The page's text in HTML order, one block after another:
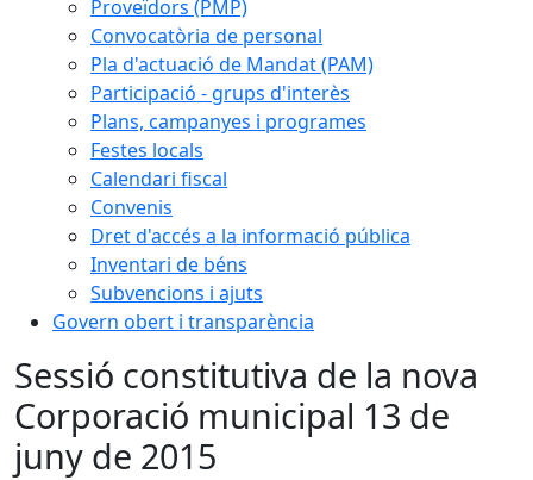
Proveïdors (PMP)
Convocatòria de personal
Pla d'actuació de Mandat (PAM)
Participació - grups d'interès
Plans, campanyes i programes
Festes locals
Calendari fiscal
Convenis
Dret d'accés a la informació pública
Inventari de béns
Subvencions i ajuts
Govern obert i transparència
Sessió constitutiva de la nova
Corporació municipal 13 de
juny de 2015